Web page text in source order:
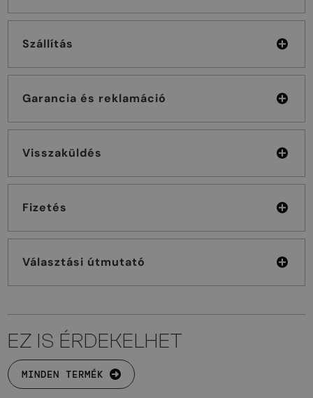
Szállítás
Garancia és reklamáció
Visszaküldés
Fizetés
Választási útmutató
EZ IS ÉRDEKELHET
MINDEN TERMÉK